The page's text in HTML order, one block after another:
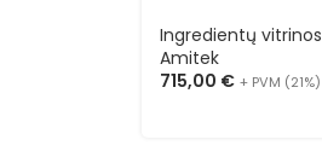
Ingredientų vitrinos
Amitek
715,00 € + PVM (21%)